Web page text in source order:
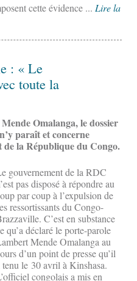
cette évidence ... Lire la
: « Le
toute la
Omalanga, le dossier
paraît et concerne
la République du Congo.
gouvernement de la RDC
pas disposé à répondre au
par coup à l’expulsion de
ressortissants du Congo-
C’est en substance
qu’a déclaré le porte-parole
Mende Omalanga au
d’un point de presse qu’il
tenu le 30 avril à Kinshasa.
congolais a mis en